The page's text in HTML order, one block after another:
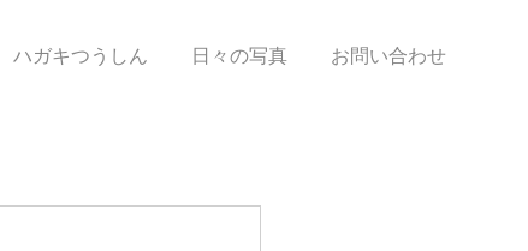
ハガキつうしん 日々の写真 お問い合わせ